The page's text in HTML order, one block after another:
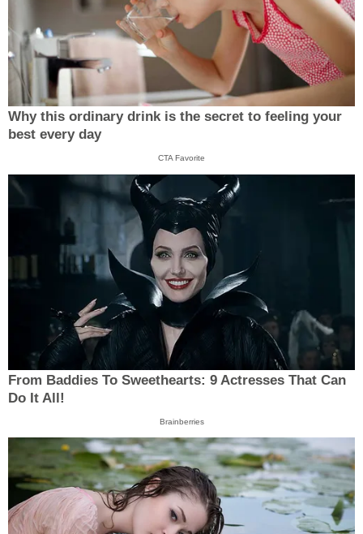
Why this ordinary drink is the secret to feeling your
best every day
CTA Favorite
From Baddies To Sweethearts: 9 Actresses That Can
Do It All!
Brainberries